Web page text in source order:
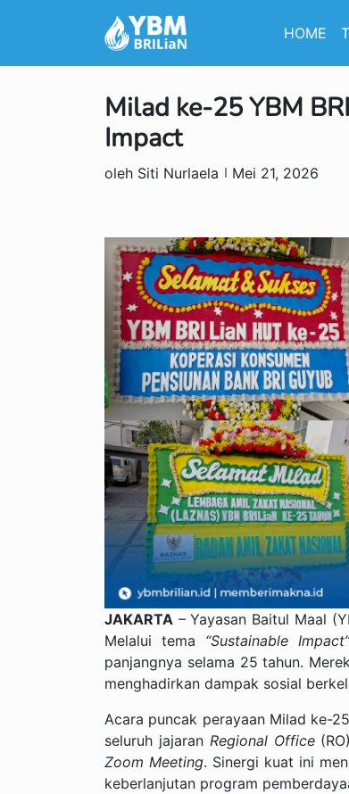
HOME
Milad ke-25 YBM
Impact
oleh Siti Nurlaela Mei 21, 2026
JAKARTA – Yayasan Baitul Maal
Melalui tema “Sustainable Impact”
panjangnya selama 25 tahun.
menghadirkan dampak sosial
Acara puncak perayaan Milad ke-
seluruh jajaran Regional Office
Zoom Meeting. Sinergi kuat ini
keberlanjutan program